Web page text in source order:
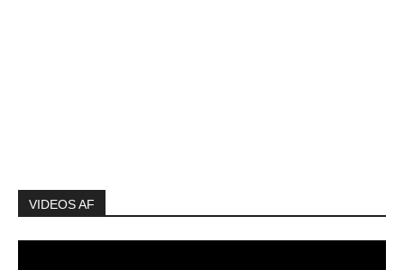
VIDEOS AF